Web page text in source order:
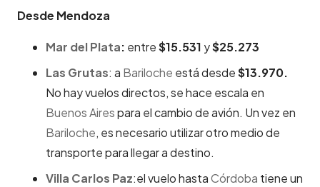
Desde Mendoza
Mar del Plata: entre$15.531 y$25.273
Las Grutas: a Bariloche está desde$13.970.
No hay vuelos directos, se hace escala en
Buenos Airespara el cambio de avión. Un vez en
Bariloche, es necesario utilizar otro medio de
transporte para llegar a destino.
Villa Carlos Paz:el vuelo hastaCórdoba tiene un